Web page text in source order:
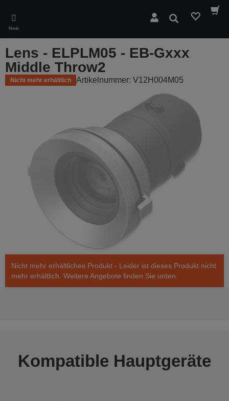
main
content
Menü
Suchen
Lens - ELPLM05 - EB-Gxxx
Middle Throw2
Nicht mehr erhältlich Artikelnummer: V12H004M05
Nicht mehr erhältliches Produkt - Leider ist dieses Produkt nicht
mehr erhältlich. Weitere Angebote finden Sie unten.
Kompatible Hauptgeräte